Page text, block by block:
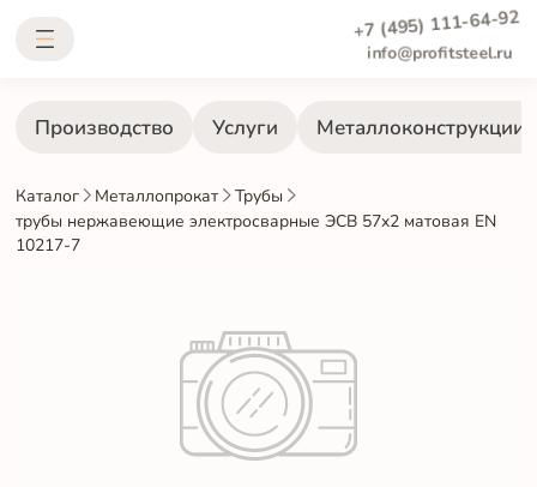
+7 (495) 111-64-92
info@profitsteel.ru
Производство Услуги Металлоконструкции
Каталог Металлопрокат
Трубы
трубы нержавеющие электросварные ЭСВ 57x2 матовая EN
10217-7